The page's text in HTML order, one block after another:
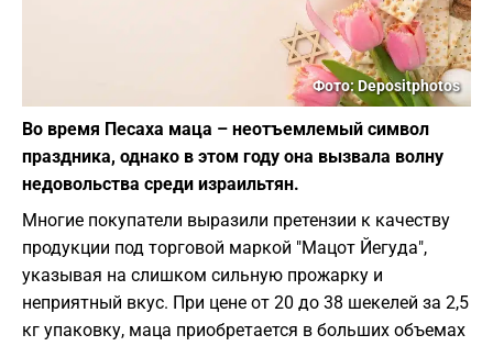
Фото: Depositphotos
Во время Песаха маца – неотъемлемый символ
праздника, однако в этом году она вызвала волну
недовольства среди израильтян.
Многие покупатели выразили претензии к качеству
продукции под торговой маркой "Мацот Йегуда",
указывая на слишком сильную прожарку и
неприятный вкус. При цене от 20 до 38 шекелей за 2,5
кг упаковку, маца приобретается в больших объемах